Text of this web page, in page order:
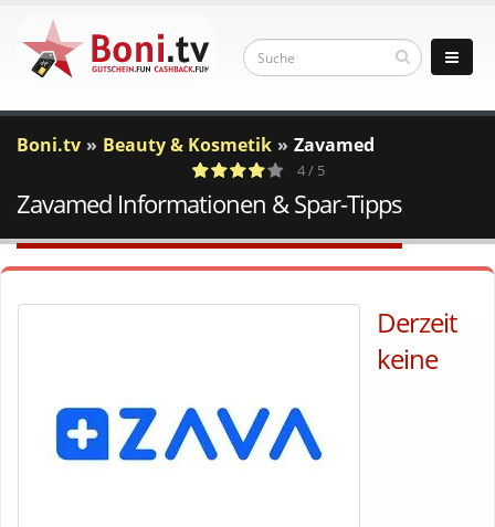
Boni.tv Beauty & Kosmetik Zavamed
a
c
1 Votes
4 / 5
Zavamed Informationen & Spar-Tipps
Derzeit
keine